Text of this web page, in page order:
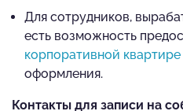
Для сотрудников,
есть возможность
корпоративной квартире
оформления.
Контакты для записи на